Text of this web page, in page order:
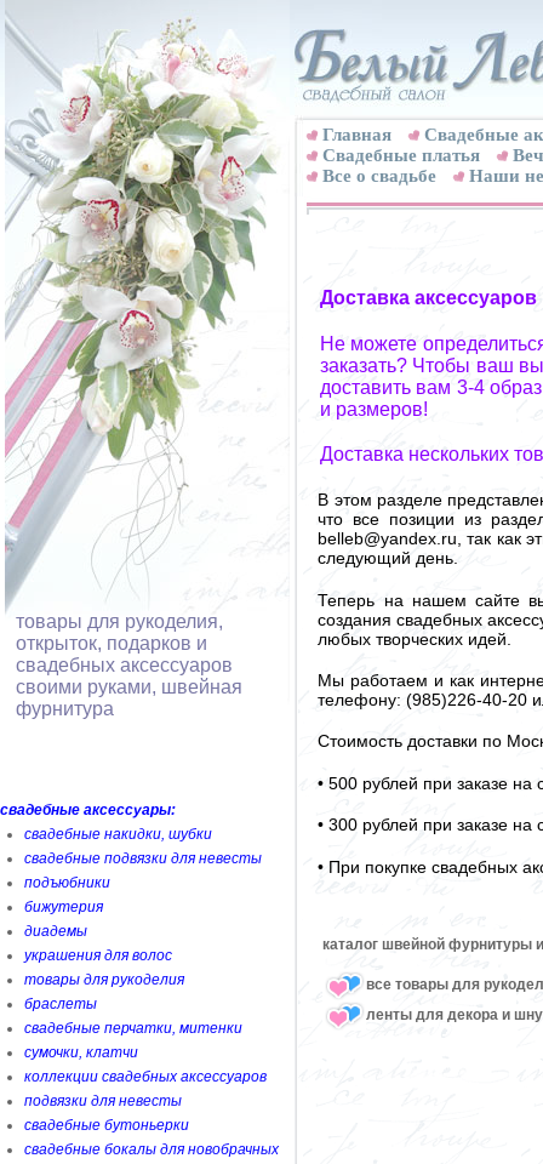
товары для рукоделия,
открыток, подарков и
свадебных аксессуаров
своими руками, швейная
фурнитура
свадебные аксессуары:
свадебные накидки, шубки
свадебные подвязки для невесты
подъюбники
бижутерия
диадемы
украшения для волос
товары для рукоделия
браслеты
свадебные перчатки, митенки
сумочки, клатчи
коллекции свадебных аксессуаров
подвязки для невесты
свадебные бутоньерки
свадебные бокалы для новобрачных
Главная
Свадебные
Cвадебные платья
Все о свадьбе
Наши
Доставка
Не можете
заказать? Чтобы ваш
доставить вам 3-4
и размеров!
Доставка нескольких
В этом разделе
что все позиции из
belleb@yandex.ru, так как
следующий день.
Теперь на нашем сайте
создания свадебных
любых творческих идей.
Мы работаем и как
телефону: (985)226-40-20
Стоимость доставки по
• 500 рублей при заказе
• 300 рублей при заказе
• При покупке свадебных
каталог швейной фурнитуры
все товары для
ленты для декора и